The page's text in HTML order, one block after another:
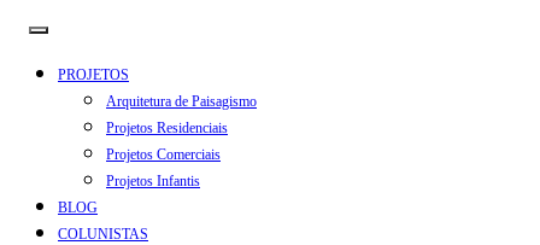
PROJETOS
Arquitetura de Paisagismo
Projetos Residenciais
Projetos Comerciais
Projetos Infantis
BLOG
COLUNISTAS